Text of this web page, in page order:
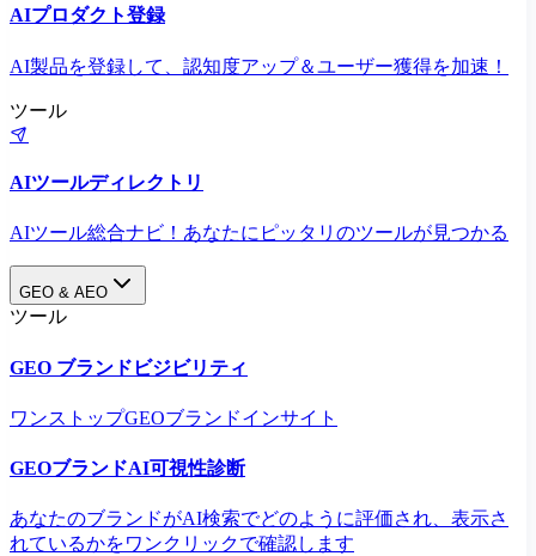
AIプロダクト登録
AI製品を登録して、認知度アップ＆ユーザー獲得を加速！
ツール
AIツールディレクトリ
AIツール総合ナビ！あなたにピッタリのツールが見つかる
GEO & AEO
ツール
GEO ブランドビジビリティ
ワンストップGEOブランドインサイト
GEOブランドAI可視性診断
あなたのブランドがAI検索でどのように評価され、表示さ
れているかをワンクリックで確認します